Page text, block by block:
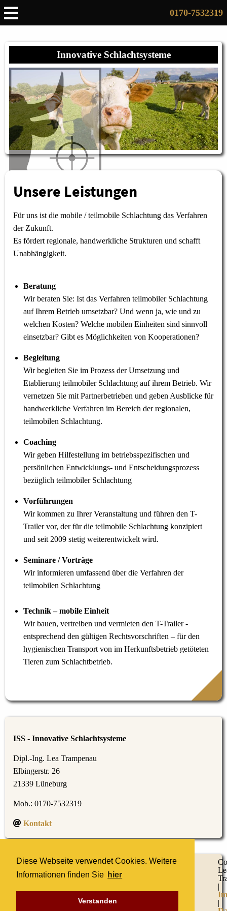
Diese Webseite verwendet Cookies. Weitere
Informationen finden Sie hier
Verstanden
0170-7532319
Innovative Schlachtsysteme
Unsere Leistungen
Für uns ist die mobile / teilmobile Schlachtung das Verfahren
der Zukunft.
Es fördert regionale, handwerkliche Strukturen und schafft
Unabhängigkeit.
Beratung
Wir beraten Sie: Ist das Verfahren teilmobiler Schlachtung
auf Ihrem Betrieb umsetzbar? Und wenn ja, wie und zu
welchen Kosten? Welche mobilen Einheiten sind sinnvoll
einsetzbar? Gibt es Möglichkeiten von Kooperationen?
Begleitung
Wir begleiten Sie im Prozess der Umsetzung und
Etablierung teilmobiler Schlachtung auf ihrem Betrieb. Wir
vernetzen Sie mit Partnerbetrieben und geben Ausblicke für
handwerkliche Verfahren im Bereich der regionalen,
teilmobilen Schlachtung.
Coaching
Wir geben Hilfestellung im betriebsspezifischen und
persönlichen Entwicklungs- und Entscheidungsprozess
bezüglich teilmobiler Schlachtung
Vorführungen
Wir kommen zu Ihrer Veranstaltung und führen den T-
Trailer vor, der für die teilmobile Schlachtung konzipiert
und seit 2009 stetig weiterentwickelt wird.
Seminare / Vorträge
Wir informieren umfassend über die Verfahren der
teilmobilen Schlachtung
Technik – mobile Einheit
Wir bauen, vertreiben und vermieten den T-Trailer -
entsprechend den gültigen Rechtsvorschriften – für den
hygienischen Transport von im Herkunftsbetrieb getöteten
Tieren zum Schlachtbetrieb.
ISS - Innovative Schlachtsysteme
Dipl.-Ing. Lea Trampenau
Elbingerstr. 26
21339 Lüneburg
Mob.: 0170-7532319
Kontakt
Stressfreie Schlachtung
ISS Schlachtanhänger
Tiere mobil / teilmobil schlachten
|
|